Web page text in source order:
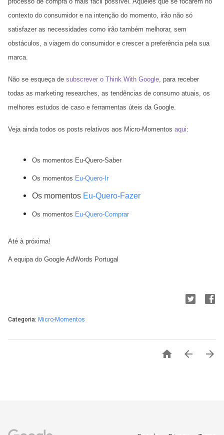
contexto do consumidor e na intenção do momento, irão não só
satisfazer as necessidades como irão também melhorar, sem
obstáculos, a viagem do consumidor e crescer a preferência pela sua
marca.
Não se esqueça de subscrever o Think With Google, para receber
todas as marketing researches, as tendências de consumo atuais, os
melhores estudos de caso e ferramentas úteis da Google.
Veja ainda todos os posts relativos aos Micro-Momentos aqui:
Os momentos Eu-Quero-Saber
Os momentos Eu-Quero-Ir
Os momentos Eu-Quero-Fazer
Os momentos Eu-Quero-Comprar
Até à próxima!
A equipa do Google AdWords Portugal
Categoria: Micro-Momentos
  